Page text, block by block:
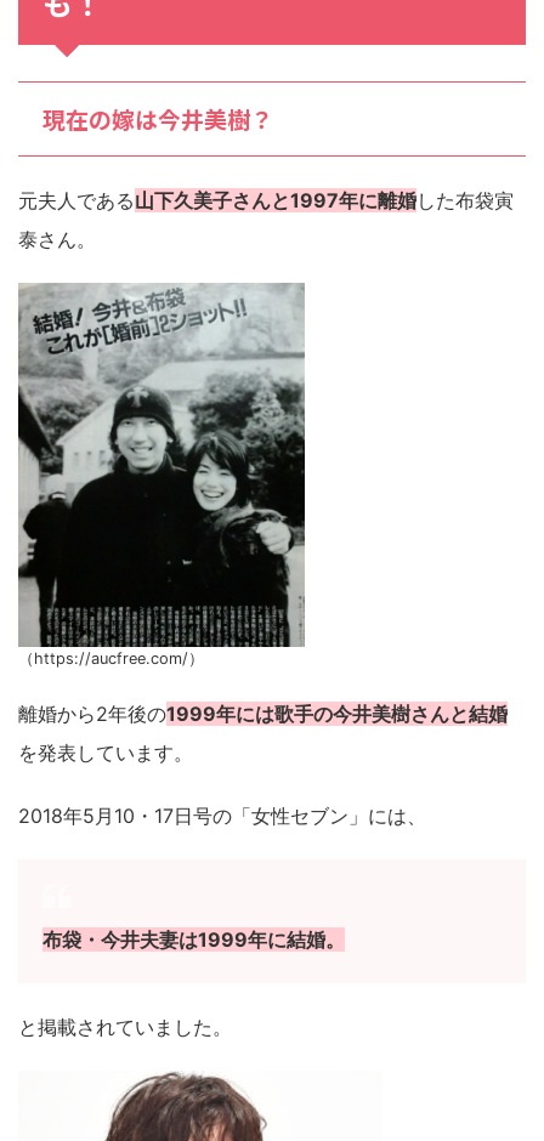
現在の嫁は今井美樹？
元夫人である山下久美子さんと1997年に離婚した布袋寅
泰さん。
（https://aucfree.com/）
離婚から2年後の1999年には歌手の今井美樹さんと結婚
を発表しています。
2018年5月10・17日号の「女性セブン」には、
布袋・今井夫妻は1999年に結婚。
と掲載されていました。